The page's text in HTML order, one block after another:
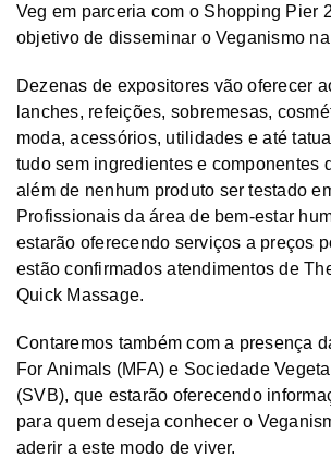
Veg em parceria com o Shopping Pier
objetivo de disseminar o Veganismo
Dezenas de expositores vão oferecer
lanches, refeições, sobremesas,
moda, acessórios, utilidades e até
tudo sem ingredientes e componentes
além de nenhum produto ser testado
Profissionais da área de bem-estar
estarão oferecendo serviços a preços
estão confirmados atendimentos de
Quick Massage.
Contaremos também com a presença
For Animals (MFA) e Sociedade
(SVB), que estarão oferecendo
para quem deseja conhecer o
aderir a este modo de viver.